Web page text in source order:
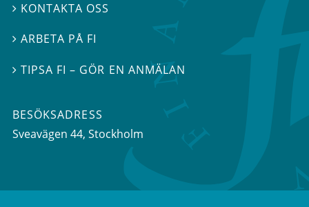
 KONTAKTA OSS
ARBETA PÅ FI
TIPSA FI – GÖR EN ANMÄLAN
BESÖKSADRESS
Sveavägen 44, Stockholm